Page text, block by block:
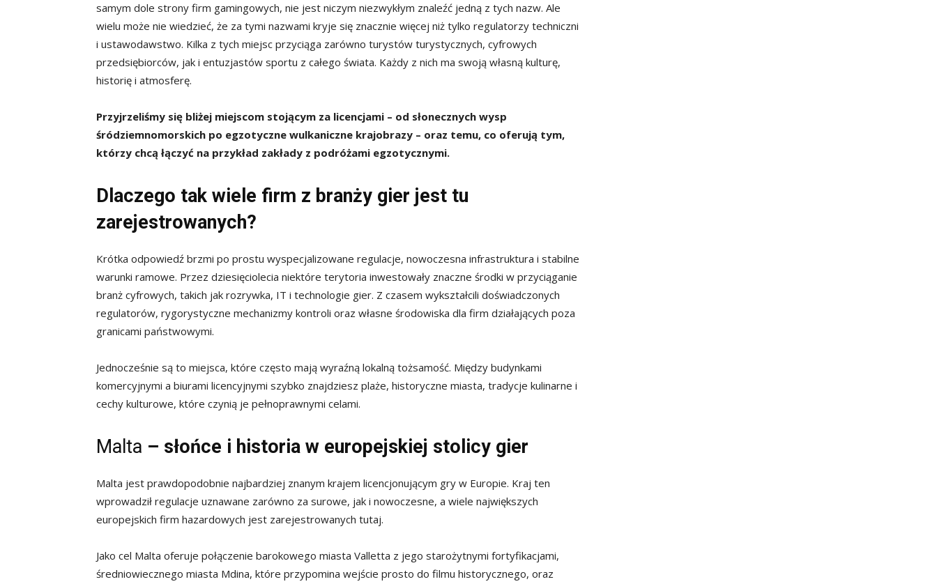
samym dole strony firm gamingowych, nie jest niczym niezwykłym znaleźć jedną z tych nazw. Ale
wielu może nie wiedzieć, że za tymi nazwami kryje się znacznie więcej niż tylko regulatorzy techniczni
i ustawodawstwo. Kilka z tych miejsc przyciąga zarówno turystów turystycznych, cyfrowych
przedsiębiorców, jak i entuzjastów sportu z całego świata. Każdy z nich ma swoją własną kulturę,
historię i atmosferę.
Przyjrzeliśmy się bliżej miejscom stojącym za licencjami – od słonecznych wysp
śródziemnomorskich po egzotyczne wulkaniczne krajobrazy – oraz temu, co oferują tym,
którzy chcą łączyć na przykład zakłady z podróżami egzotycznymi.
Dlaczego tak wiele firm z branży gier jest tu
zarejestrowanych?
Krótka odpowiedź brzmi po prostu wyspecjalizowane regulacje, nowoczesna infrastruktura i stabilne
warunki ramowe. Przez dziesięciolecia niektóre terytoria inwestowały znaczne środki w przyciąganie
branż cyfrowych, takich jak rozrywka, IT i technologie gier. Z czasem wykształcili doświadczonych
regulatorów, rygorystyczne mechanizmy kontroli oraz własne środowiska dla firm działających poza
granicami państwowymi.
Jednocześnie są to miejsca, które często mają wyraźną lokalną tożsamość. Między budynkami
komercyjnymi a biurami licencyjnymi szybko znajdziesz plaże, historyczne miasta, tradycje kulinarne i
cechy kulturowe, które czynią je pełnoprawnymi celami.
Malta – słońce i historia w europejskiej stolicy gier
Malta jest prawdopodobnie najbardziej znanym krajem licencjonującym gry w Europie. Kraj ten
wprowadził regulacje uznawane zarówno za surowe, jak i nowoczesne, a wiele największych
europejskich firm hazardowych jest zarejestrowanych tutaj.
Jako cel Malta oferuje połączenie barokowego miasta Valletta z jego starożytnymi fortyfikacjami,
średniowiecznego miasta Mdina, które przypomina wejście prosto do filmu historycznego, oraz